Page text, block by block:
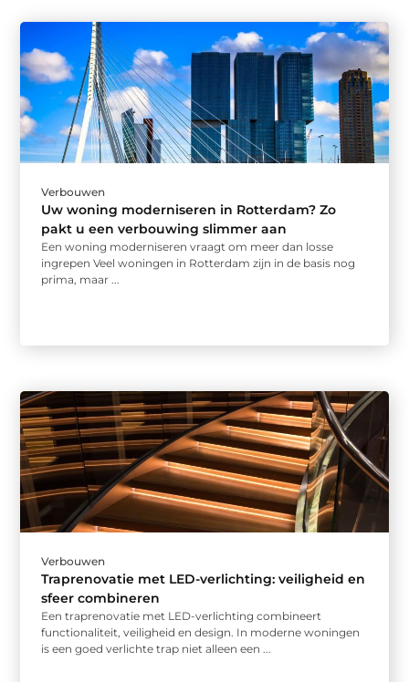
Verbouwen
Uw woning moderniseren in Rotterdam? Zo
pakt u een verbouwing slimmer aan
Een woning moderniseren vraagt om meer dan losse
ingrepen Veel woningen in Rotterdam zijn in de basis nog
prima, maar ...
Verbouwen
Traprenovatie met LED-verlichting: veiligheid en
sfeer combineren
Een traprenovatie met LED-verlichting combineert
functionaliteit, veiligheid en design. In moderne woningen
is een goed verlichte trap niet alleen een ...